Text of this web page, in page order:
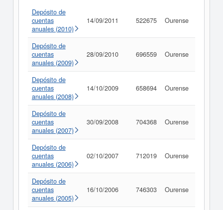
Depósito de
cuentas
anuales (2010)
14/09/2011 522675 Ourense
Depósito de
cuentas
anuales (2009)
28/09/2010 696559 Ourense
Depósito de
cuentas
anuales (2008)
14/10/2009 658694 Ourense
Depósito de
cuentas
anuales (2007)
30/09/2008 704368 Ourense
Depósito de
cuentas
anuales (2006)
02/10/2007 712019 Ourense
Depósito de
cuentas
anuales (2005)
16/10/2006 746303 Ourense